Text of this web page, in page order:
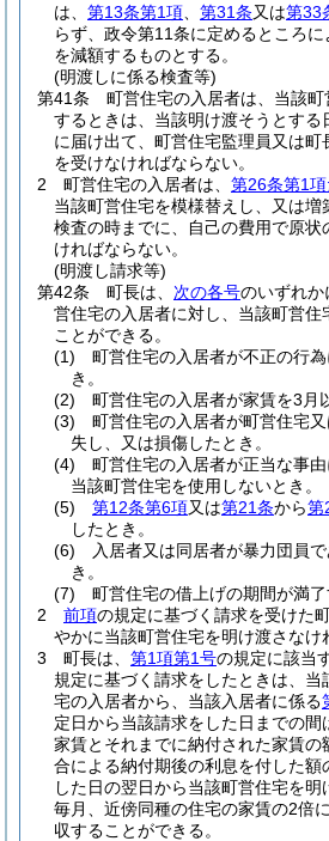
は、 第13条第1項 第31条又は第33
らず、政令第11条に定めるところ
を減額するものとする。
(明渡しに係る検査等)
第41条
町営住宅の入居者は、当該町
するときは、当該明け渡そうとす
に届け出て、町営住宅監理員又は町
を受けなければならない。
2
町営住宅の入居者は、 第26条第1
当該町営住宅を模様替えし、又は増
検査の時までに、自己の費用で原状
ければならない。
(明渡し請求等)
第42条
町長は、 次の各号のいずれか
営住宅の入居者に対し、当該町営住
ことができる。
(1)
町営住宅の入居者が不正の行
き。
(2)
町営住宅の入居者が家賃を3月
(3)
町営住宅の入居者が町営住宅
失し、又は損傷したとき。
(4)
町営住宅の入居者が正当な事
当該町営住宅を使用しないとき。
(5)
第12条第6項又は第21条から第
したとき。
(6)
入居者又は同居者が暴力団員
き。
(7)
町営住宅の借上げの期間が満了
2
前項の規定に基づく請求を受けた
やかに当該町営住宅を明け渡さなけ
3
町長は、 第1項第1号の規定に該当
規定に基づく請求をしたときは、当
宅の入居者から、当該入居者に係る
定日から当該請求をした日までの
家賃とそれまでに納付された家賃の
合による納付期後の利息を付した額
した日の翌日から当該町営住宅を明
毎月、近傍同種の住宅の家賃の2倍
収することができる。